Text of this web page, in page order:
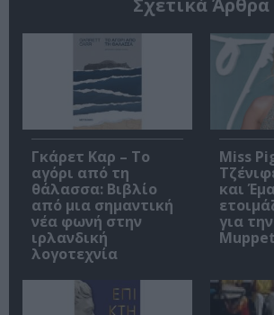
Σχετικά Άρθρα
Γκάρετ Καρ – Το
αγόρι από τη
θάλασσα: Βιβλίο
από μια σημαντική
νέα φωνή στην
ιρλανδική
λογοτεχνία
Miss
και
για